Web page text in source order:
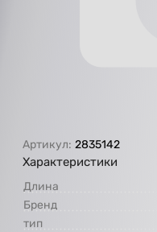
Артикул: 2835142
Характеристики
Длина
Бренд
тип